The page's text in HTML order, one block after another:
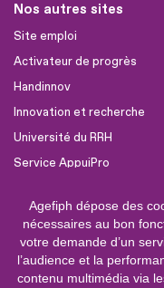
Agefiph dépose des
nécessaires au bon
votre demande d’un
l’audience et la
contenu multimédia via
Nos autres sites
Site emploi
Activateur de progrès
Handinnov
Innovation et recherche
Université du RRH
Service AppuiPro
Nous suivre
Youtube
Linkedin